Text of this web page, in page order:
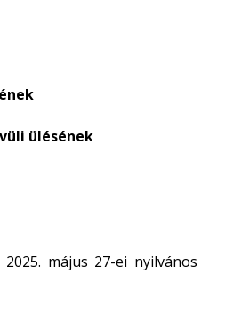
ülésének
május 27-ei nyilvános